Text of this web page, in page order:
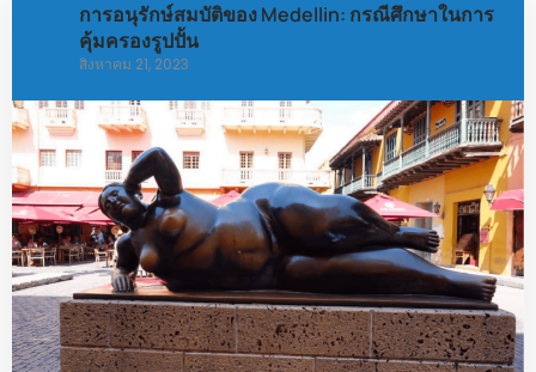
การอนุรักษ์สมบัติของ Medellin: กรณีศึกษาในการ
คุ้มครองรูปปั้น
สิงหาคม 21, 2023